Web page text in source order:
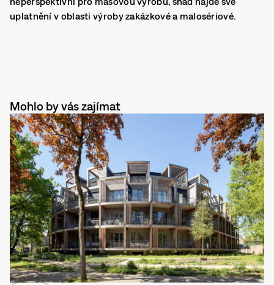
uplatnění v oblasti výroby zakázkové a malosériové.
Mohlo by vás zajímat